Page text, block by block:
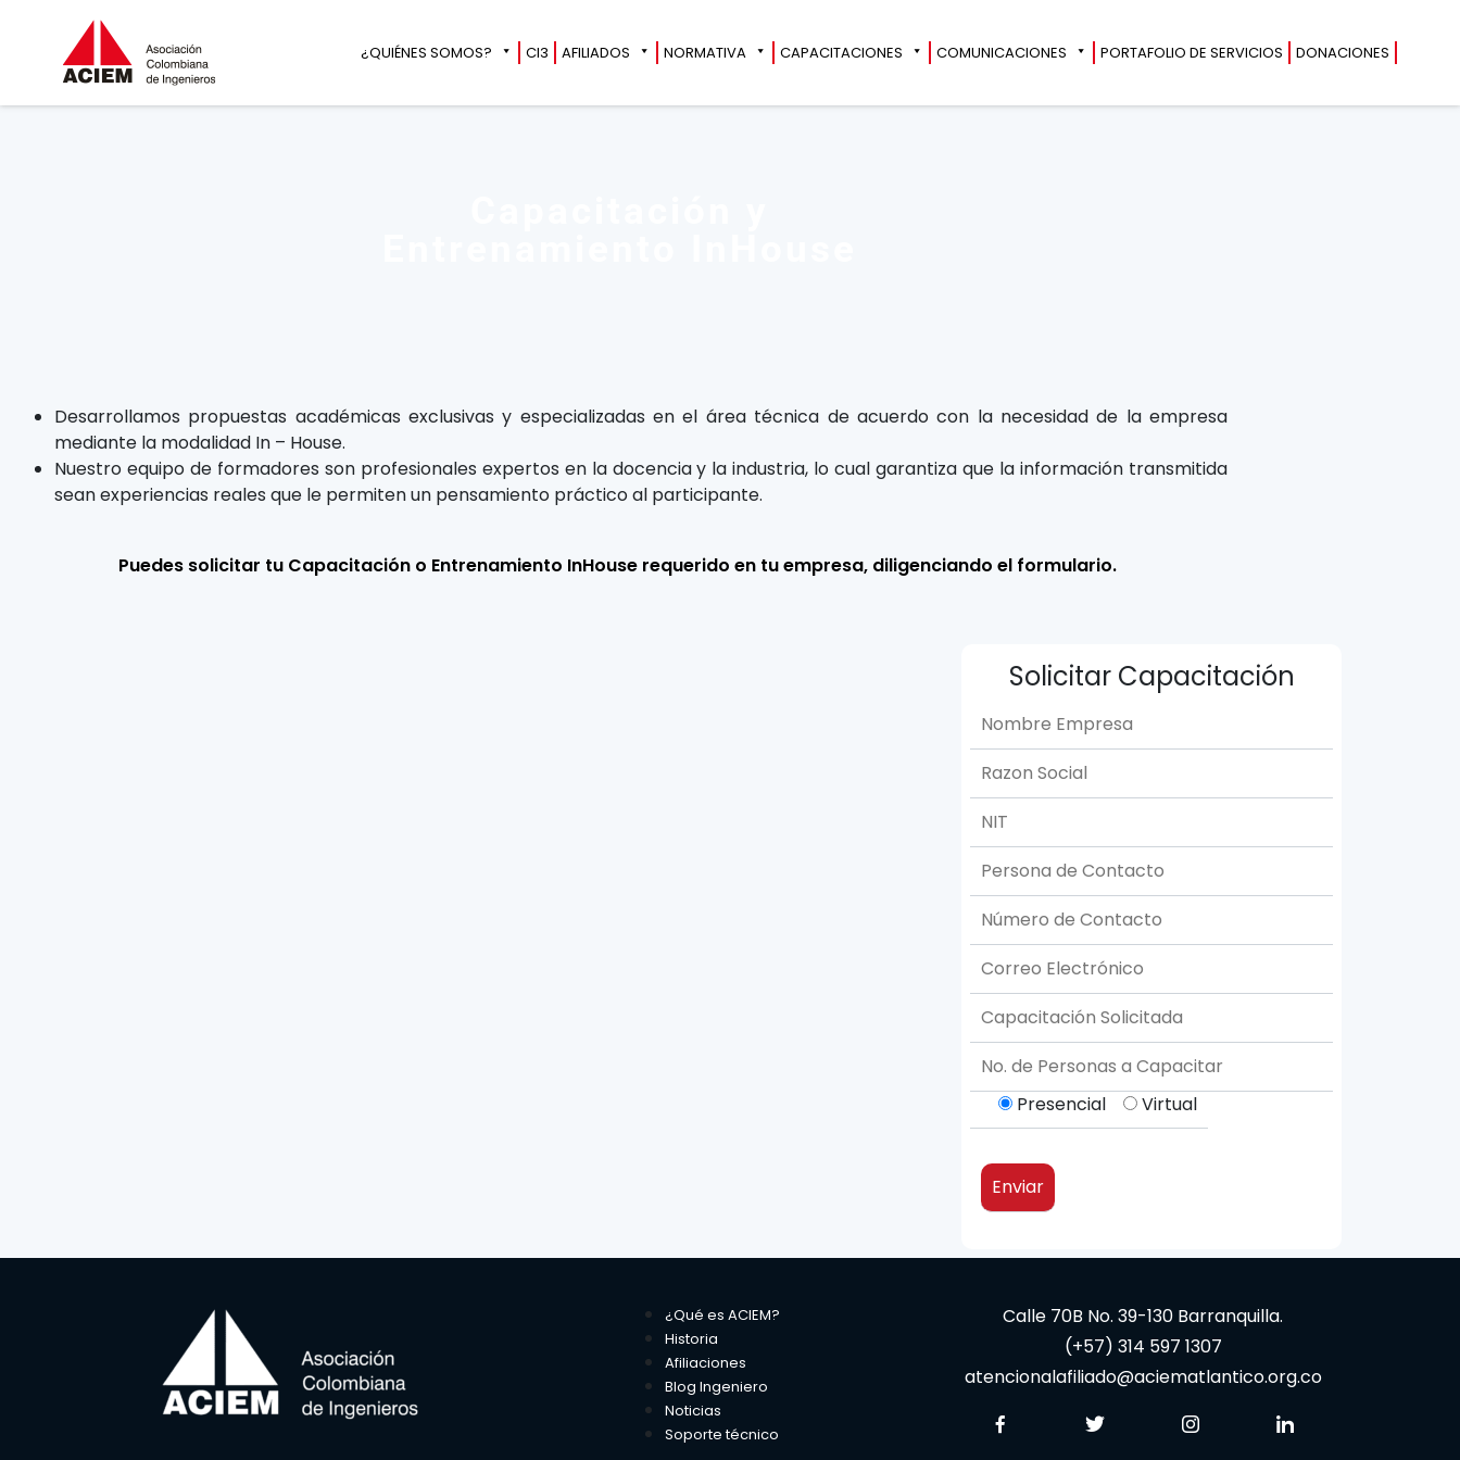
¿QUIÉNES SOMOS? CI3 AFILIADOS NORMATIVA CAPACITACIONES COMUNICACIONES PORTAFOLIO DE SERVICIOS DONACIONES
Desarrollamos propuestas académicas exclusivas y especializadas en el área técnica de acuerdo con la necesidad de la empresa
mediante la modalidad In – House.
Nuestro equipo de formadores son profesionales expertos en la docencia y la industria, lo cual garantiza que la información transmitida
sean experiencias reales que le permiten un pensamiento práctico al participante.
Puedes solicitar tu Capacitación o Entrenamiento InHouse requerido en tu empresa, diligenciando el formulario.
Solicitar Capacitación
Presencial Virtual
¿Qué es ACIEM?
Historia
Afiliaciones
Blog Ingeniero
Noticias
Soporte técnico
Calle 70B No. 39-130 Barranquilla.
(+57) 314 597 1307
atencionalafiliado@aciematlantico.org.co